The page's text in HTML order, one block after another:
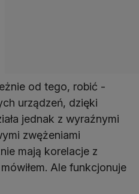
od tego, robić -
urządzeń, dzięki
jednak z wyraźnymi
zwężeniami
mają korelacje z
Ale funkcjonuje